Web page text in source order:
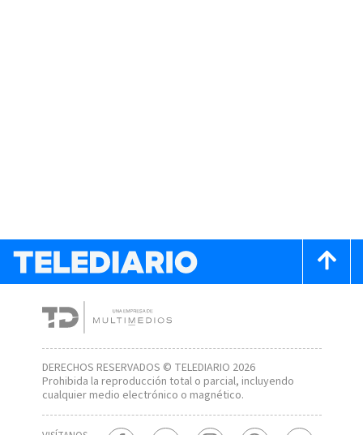
DERECHOS RESERVADOS © TELEDIARIO 2026
Prohibida la reproducción total o parcial, incluyendo
cualquier medio electrónico o magnético.